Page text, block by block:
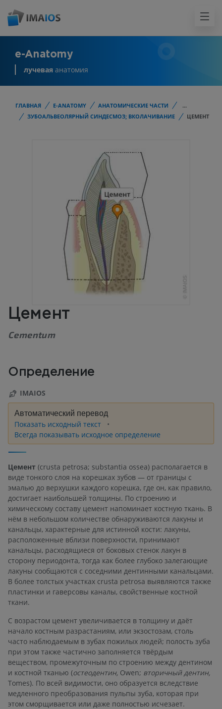
e-Anatomy
лучевая анатомия
ГЛАВНАЯ E-ANATOMY АНАТОМИЧЕСКИЕ ЧАСТИ
...
ЗУБОАЛЬВЕОЛЯРНЫЙ СИНДЕСМОЗ; ВКОЛАЧИВАНИЕ
ЦЕМЕНТ
Цемент
Cementum
Определение
IMAIOS
Автоматический перевод
Показать исходный текст
Всегда показывать исходное определение
Цемент (crusta petrosa; substantia ossea) располагается в
виде тонкого слоя на корешках зубов — от границы с
эмалью до верхушки каждого корешка, где он, как правило,
достигает наибольшей толщины. По строению и
химическому составу цемент напоминает костную ткань. В
нём в небольшом количестве обнаруживаются лакуны и
канальцы, характерные для истинной кости: лакуны,
расположенные вблизи поверхности, принимают
канальцы, расходящиеся от боковых стенок лакун в
сторону периодонта, тогда как более глубоко залегающие
лакуны сообщаются с соседними дентинными канальцами.
В более толстых участках crusta petrosa выявляются также
пластинки и гаверсовы каналы, свойственные костной
ткани.
С возрастом цемент увеличивается в толщину и даёт
начало костным разрастаниям, или экзостозам, столь
часто наблюдаемым в зубах пожилых людей; полость зуба
при этом также частично заполняется твёрдым
веществом, промежуточным по строению между дентином
и костной тканью (остеодентин, Owen; вторичный дентин,
Tomes). По всей видимости, оно образуется вследствие
медленного преобразования пульпы зуба, которая при
этом сморщивается или даже полностью исчезает.